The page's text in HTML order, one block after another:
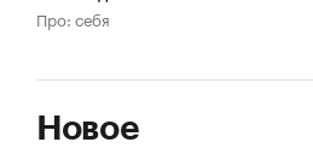
Про: себя
Новое